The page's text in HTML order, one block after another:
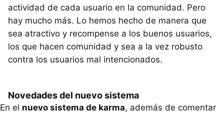
actividad de cada usuario en la comunidad. Pero
hay mucho más. Lo hemos hecho de manera que
sea atractivo y recompense a los buenos usuarios,
los que hacen comunidad y sea a la vez robusto
contra los usuarios mal intencionados.
Novedades del nuevo sistema
En el nuevo sistema de karma, además de comentar